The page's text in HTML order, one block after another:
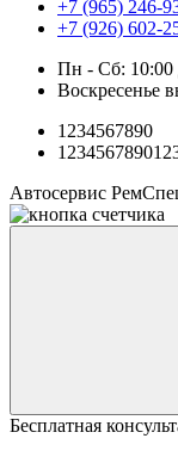
+7 (965) 246-
+7 (926) 602-
Пн - Сб: 10:00
Воскресенье
1234567890
Автосервис
Бесплатная